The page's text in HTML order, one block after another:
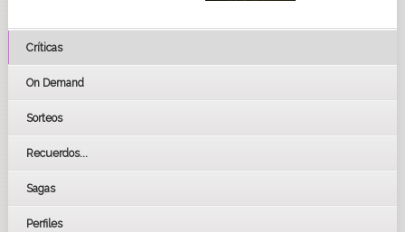
Críticas
On Demand
Sorteos
Recuerdos...
Sagas
Perfiles